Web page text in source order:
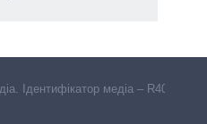
Ідентифікатор медіа – R40-